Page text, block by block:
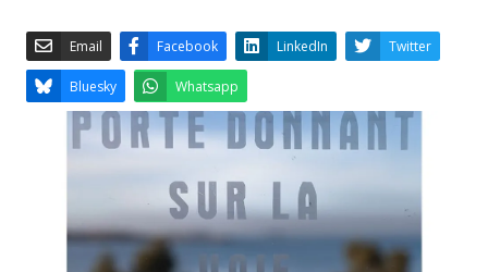
Facebook
Bluesky Whatsapp